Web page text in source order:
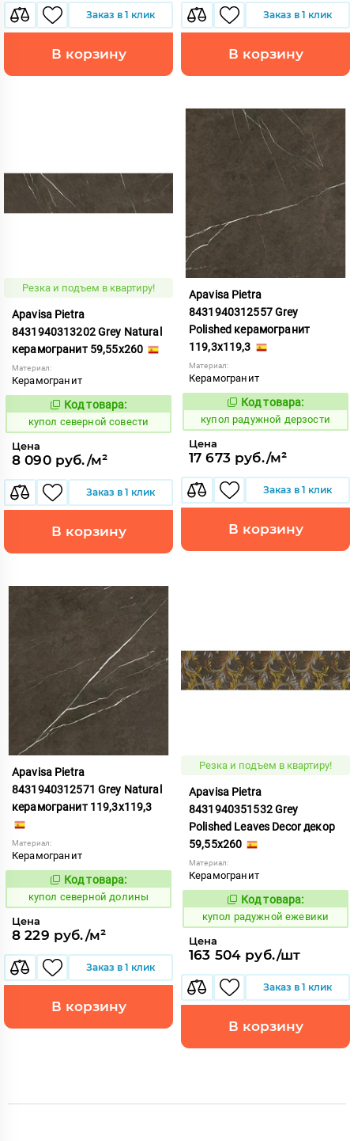
Заказ в 1 клик
В корзину
Заказ в 1 клик
В корзину
Резка и подъем в квартиру!
Apavisa Pietra
8431940313202 Grey Natural
керамогранит 59,55x260
Материал:
Керамогранит
854273
Код товара:
купол северной совести
Цена
8 090 руб./м²
Заказ в 1 клик
В корзину
Apavisa Pietra
8431940312557 Grey
Polished керамогранит
119,3x119,3
Материал:
Керамогранит
853270
Код товара:
купол радужной дерзости
Цена
17 673 руб./м²
Заказ в 1 клик
В корзину
Apavisa Pietra
8431940312571 Grey Natural
керамогранит 119,3x119,3
Материал:
Керамогранит
854271
Код товара:
купол северной долины
Цена
8 229 руб./м²
Заказ в 1 клик
В корзину
Резка и подъем в квартиру!
Apavisa Pietra
8431940351532 Grey
Polished Leaves Decor декор
59,55x260
Материал:
Керамогранит
853274
Код товара:
купол радужной ежевики
Цена
163 504 руб./шт
Заказ в 1 клик
В корзину